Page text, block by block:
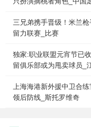
三兄弟携手晋级！米兰
留力联赛_比赛
独家:职业联盟元宵节已
留俱乐部或为甩卖球员_
上海海港新外援中卫合
领后防线_斯托罗维奇